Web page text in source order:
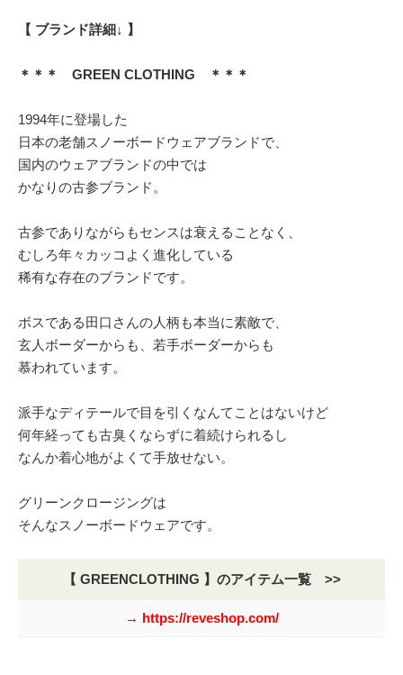
【 ブランド詳細↓ 】
＊＊＊ GREEN CLOTHING ＊＊＊
1994年に登場した
日本の老舗スノーボードウェアブランドで、
国内のウェアブランドの中では
かなりの古参ブランド。
古参でありながらもセンスは衰えることなく、
むしろ年々カッコよく進化している
稀有な存在のブランドです。
ボスである田口さんの人柄も本当に素敵で、
玄人ボーダーからも、若手ボーダーからも
慕われています。
派手なディテールで目を引くなんてことはないけど
何年経っても古臭くならずに着続けられるし
なんか着心地がよくて手放せない。
グリーンクロージングは
そんなスノーボードウェアです。
【 GREENCLOTHING 】のアイテム一覧 >>
→ https://reveshop.com/